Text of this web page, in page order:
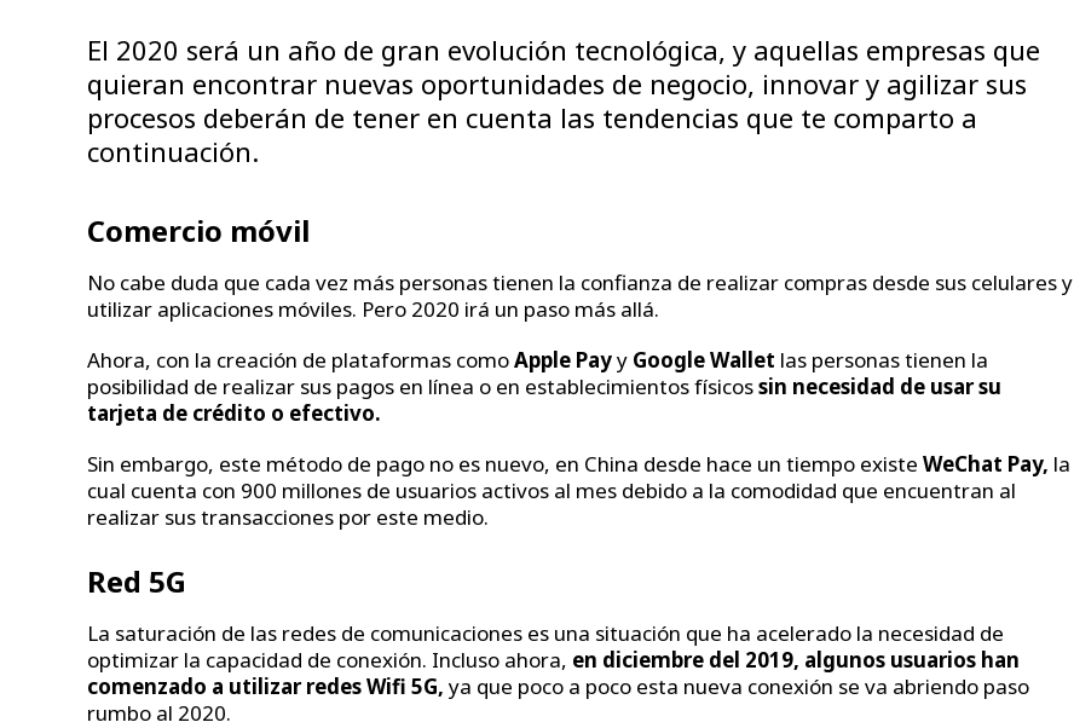
El 2020 será un año de gran evolución tecnológica, y aquellas empresas que
quieran encontrar nuevas oportunidades de negocio, innovar y agilizar sus
procesos deberán de tener en cuenta las tendencias que te comparto a
continuación.
Comercio móvil
No cabe duda que cada vez más personas tienen la confianza de realizar compras desde sus celulares y
utilizar aplicaciones móviles. Pero 2020 irá un paso más allá.
Ahora, con la creación de plataformas comoApple Payy Google Wallet las personas tienen la
posibilidad de realizar sus pagos en línea o en establecimientos físicossin necesidad de usar su
tarjeta de crédito o efectivo.
Sin embargo, este método de pago no es nuevo, en China desde hace un tiempo existe WeChat Pay, la
cual cuenta con 900 millones de usuarios activos al mes debido a la comodidad que encuentran al
realizar sus transacciones por este medio.
Red 5G
La saturación de las redes de comunicaciones es una situación que ha acelerado la necesidad de
optimizar la capacidad de conexión. Incluso ahora, en diciembre del 2019, algunos usuarios han
comenzado a utilizar redes Wifi 5G, ya que poco a poco esta nueva conexión se va abriendo paso
rumbo al 2020.